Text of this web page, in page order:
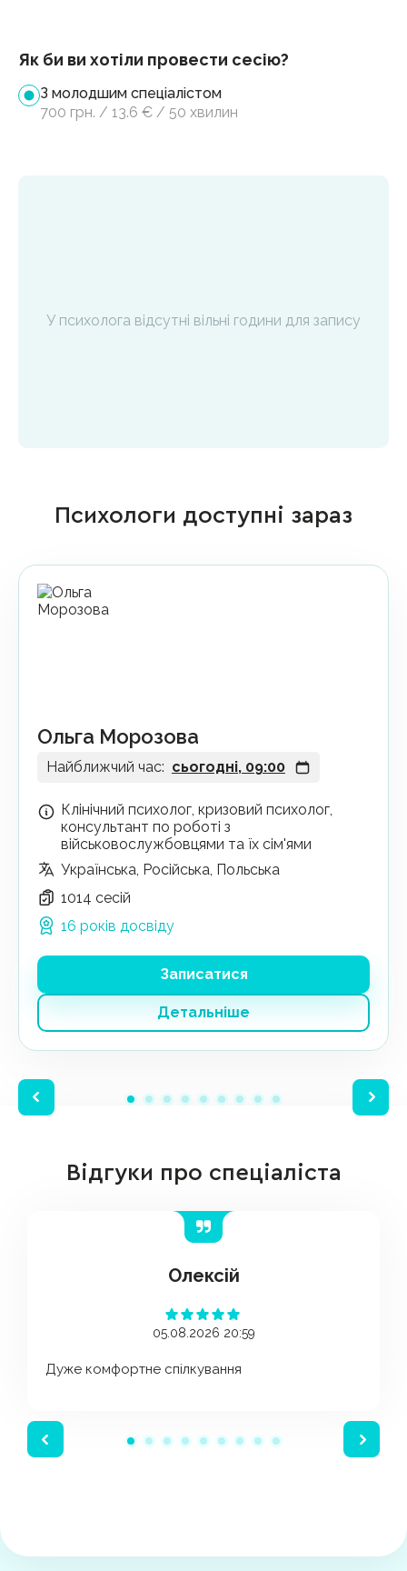
Як би ви хотіли провести сесію?
З молодшим спеціалістом
700 грн. / 13.6 € / 50 хвилин
У психолога відсутні вільні години для запису
Психологи доступні зараз
Ольга Морозова
Найближчий час: сьогодні, 09:00
Клінічний психолог, кризовий психолог,
консультант по роботі з
військовослужбовцями та їх сім'ями
Українська, Російська, Польська
1014 сесій
16 років досвіду
Детальніше
Записатися
Відгуки про спеціаліста
Олексій
05.08.2026 20:59
Дуже комфортне спілкування